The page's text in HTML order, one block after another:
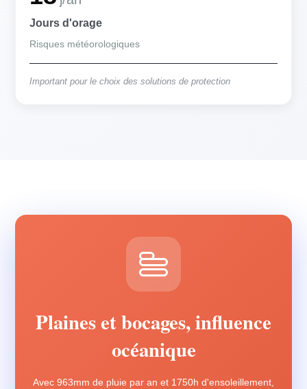
Jours d'orage
Risques météorologiques
Important pour le choix des solutions de protection
Plaines et bocages, influence
océanique
Avec 963mm de pluie par an et 1750h d'ensoleillement,